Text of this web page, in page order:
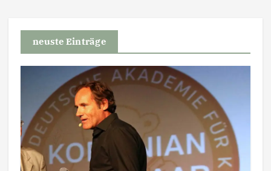
neuste Einträge